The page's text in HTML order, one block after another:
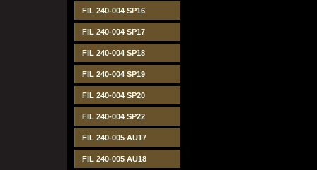
FIL 240-004 SP16
FIL 240-004 SP17
FIL 240-004 SP18
FIL 240-004 SP19
FIL 240-004 SP20
FIL 240-004 SP22
FIL 240-005 AU17
FIL 240-005 AU18